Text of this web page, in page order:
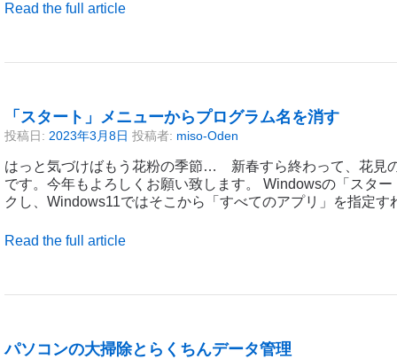
Read the full article
「スタート」メニューからプログラム名を消す
投稿日: 2023年3月8日 投稿者: miso-Oden
はっと気づけばもう花粉の季節… 新春すら終わって、花見
です。今年もよろしくお願い致します。 Windowsの「スタ
クし、Windows11ではそこから「すべてのアプリ」を指定
Read the full article
パソコンの大掃除とらくちんデータ管理